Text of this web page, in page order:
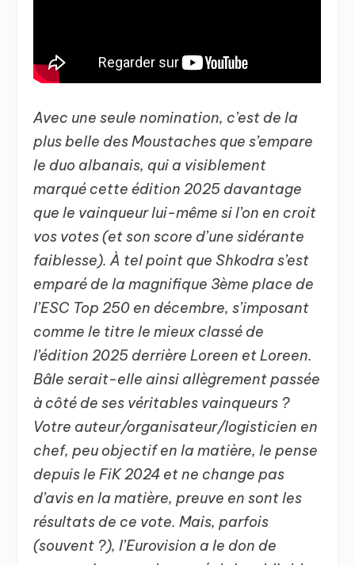
Avec une seule nomination, c’est de la
plus belle des Moustaches que s’empare
le duo albanais, qui a visiblement
marqué cette édition 2025 davantage
que le vainqueur lui-même si l’on en croit
vos votes (et son score d’une sidérante
faiblesse). À tel point que Shkodra s’est
emparé de la magnifique 3ème place de
l’ESC Top 250 en décembre, s’imposant
comme le titre le mieux classé de
l’édition 2025 derrière Loreen et Loreen.
Bâle serait-elle ainsi allègrement passée
à côté de ses véritables vainqueurs ?
Votre auteur/organisateur/logisticien en
chef, peu objectif en la matière, le pense
depuis le FiK 2024 et ne change pas
d’avis en la matière, preuve en sont les
résultats de ce vote. Mais, parfois
(souvent ?), l’Eurovision a le don de